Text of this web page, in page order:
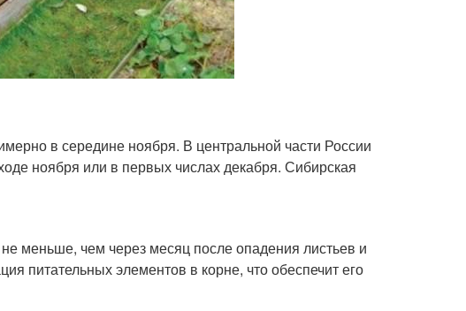
в середине ноября. В центральной части России
ноября или в первых числах декабря. Сибирская
меньше, чем через месяц после опадения листьев и
питательных элементов в корне, что обеспечит его